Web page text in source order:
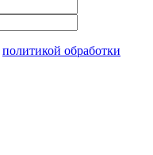
политикой обработки